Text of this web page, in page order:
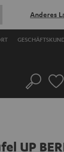
Anderes
Suche
UP